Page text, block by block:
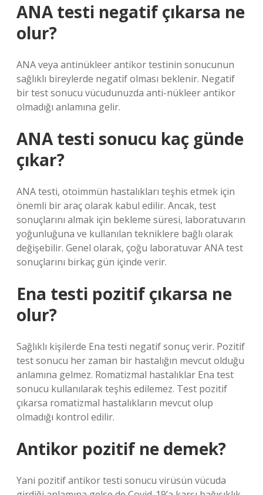
ANA testi negatif çıkarsa ne
olur?
ANA veya antinükleer antikor testinin sonucunun
sağlıklı bireylerde negatif olması beklenir. Negatif
bir test sonucu vücudunuzda anti-nükleer antikor
olmadığı anlamına gelir.
ANA testi sonucu kaç günde
çıkar?
ANA testi, otoimmün hastalıkları teşhis etmek için
önemli bir araç olarak kabul edilir. Ancak, test
sonuçlarını almak için bekleme süresi, laboratuvarın
yoğunluğuna ve kullanılan tekniklere bağlı olarak
değişebilir. Genel olarak, çoğu laboratuvar ANA test
sonuçlarını birkaç gün içinde verir.
Ena testi pozitif çıkarsa ne
olur?
Sağlıklı kişilerde Ena testi negatif sonuç verir. Pozitif
test sonucu her zaman bir hastalığın mevcut olduğu
anlamına gelmez. Romatizmal hastalıklar Ena test
sonucu kullanılarak teşhis edilemez. Test pozitif
çıkarsa romatizmal hastalıkların mevcut olup
olmadığı kontrol edilir.
Antikor pozitif ne demek?
Yani pozitif antikor testi sonucu virüsün vücuda